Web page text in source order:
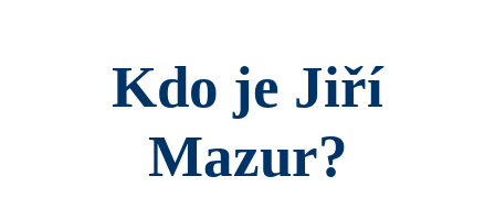
Kdo je Jiří
Mazur?